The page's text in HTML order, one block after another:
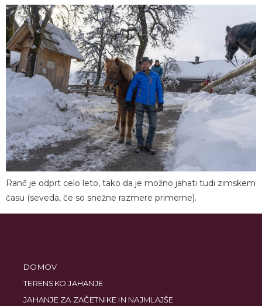
Ranč je odprt celo leto, tako da je možno jahati tudi zimskem
času (seveda, če so snežne razmere primerne).
DOMOV
TERENSKO JAHANJE
JAHANJE ZA ZAČETNIKE IN NAJMLAJŠE